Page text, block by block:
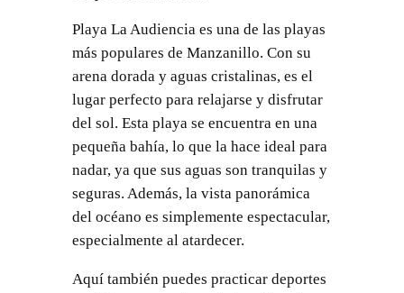
Playa La Audiencia es una de las playas
más populares de Manzanillo. Con su
arena dorada y aguas cristalinas, es el
lugar perfecto para relajarse y disfrutar
del sol. Esta playa se encuentra en una
pequeña bahía, lo que la hace ideal para
nadar, ya que sus aguas son tranquilas y
seguras. Además, la vista panorámica
del océano es simplemente espectacular,
especialmente al atardecer.
Aquí también puedes practicar deportes